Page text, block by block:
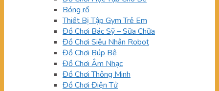
Bóng rổ
Thiết Bị Tập Gym Trẻ Em
Đồ Chơi Bác Sỹ – Sữa Chữa
Đồ Chơi Siêu Nhân Robot
Đồ Chơi Búp Bê
Đồ Chơi Âm Nhạc
Đồ Chơi Thông Minh
Đồ Chơi Điện Tử